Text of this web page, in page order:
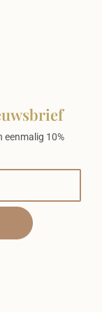
eenmalig 10%